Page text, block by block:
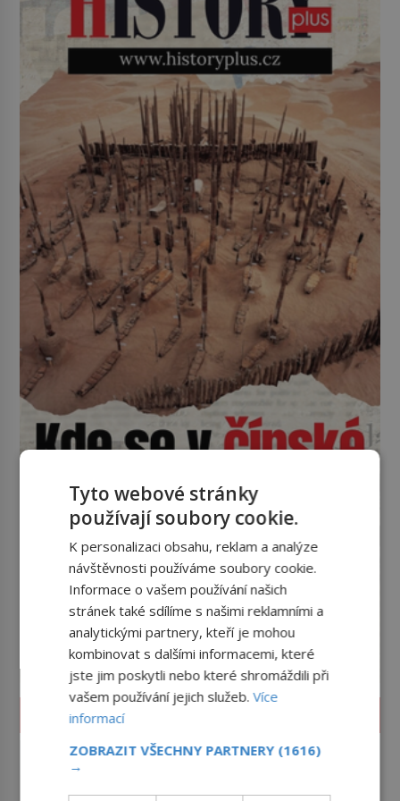
LIFESTYLE
Feng šuej: Tajemství prostoru,
Proč někdo pečlivě otáčí postel,
Tyto webové stránky
používají soubory cookie.
K personalizaci obsahu, reklam a analýze
návštěvnosti používáme soubory cookie.
Informace o vašem používání našich
stránek také sdílíme s našimi reklamními a
analytickými partnery, kteří je mohou
kombinovat s dalšími informacemi, které
jste jim poskytli nebo které shromáždili při
vašem používání jejich služeb.Více
informací
ZOBRAZIT VŠECHNY PARTNERY (1616)
→